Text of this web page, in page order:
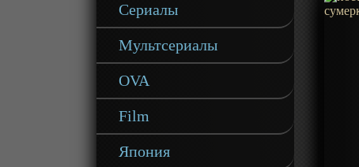
Сериалы
Мультсериалы
OVA
Film
Япония